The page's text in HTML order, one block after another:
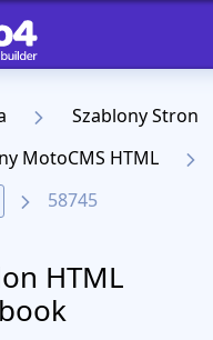
Szablony Stron
MotoCMS HTML
58745
HTML